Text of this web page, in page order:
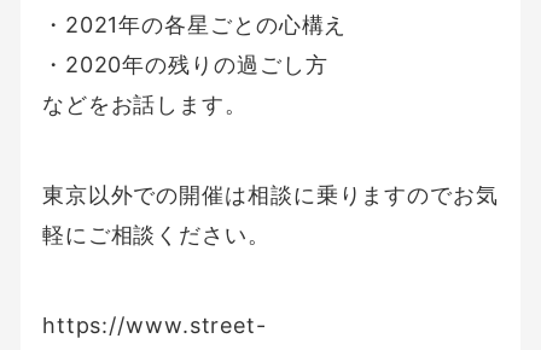
・2021年の各星ごとの心構え
・2020年の残りの過ごし方
などをお話します。
東京以外での開催は相談に乗りますのでお気
軽にご相談ください。
https://www.street-